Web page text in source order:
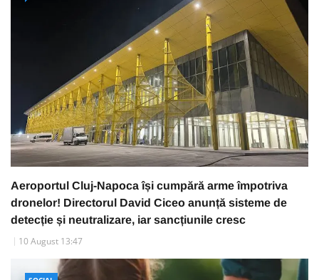
Aeroportul Cluj-Napoca își cumpără arme împotriva
dronelor! Directorul David Ciceo anunță sisteme de
detecție și neutralizare, iar sancțiunile cresc
10 August 13:47